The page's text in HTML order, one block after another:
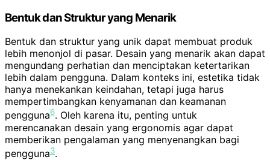
Bentuk dan Struktur yang Menarik
Bentuk dan struktur yang unik dapat membuat produk
lebih menonjol di pasar. Desain yang menarik akan dapat
mengundang perhatian dan menciptakan ketertarikan
lebih dalam pengguna. Dalam konteks ini, estetika tidak
hanya menekankan keindahan, tetapi juga harus
mempertimbangkan kenyamanan dan keamanan
pengguna6. Oleh karena itu, penting untuk
merencanakan desain yang ergonomis agar dapat
memberikan pengalaman yang menyenangkan bagi
pengguna3.